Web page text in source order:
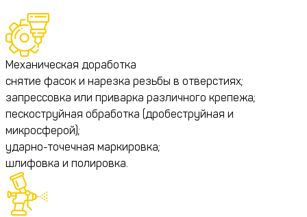
Механическая доработка
снятие фасок и нарезка резьбы в отверстиях;
запрессовка или приварка различного крепежа;
пескоструйная обработка (дробеструйная и
микросферой);
ударно-точечная маркировка;
шлифовка и полировка.